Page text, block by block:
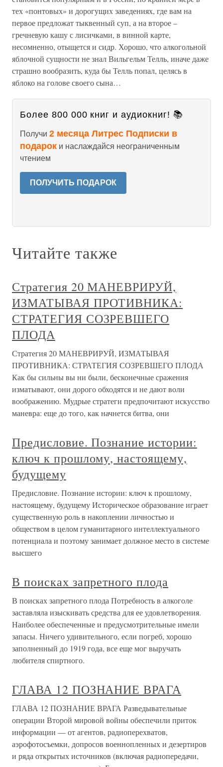
тех «понтовых» и дорогущих заведениях, где вам на
первое предложат тыквенный суп, а на второе –
гречневую кашу с лисичками, в винной карте,
несомненно, отыщется и сидр. Хорошо, что алкогольной
яблочной сущности не знал Вильгельм Телль, иначе даже
страшно вообразить, куда бы Телль попал, целясь в
яблоко на голове своего сына…
Более 800 000 книг и аудиокниг! 📚
Получи 2 месяца Литрес Подписки в
подарок и наслаждайся неограниченным
чтением
ПОЛУЧИТЬ ПОДАРОК
Читайте также
Стратегия 20 МАНЕВРИРУЙ,
ИЗМАТЫВАЯ ПРОТИВНИКА:
СТРАТЕГИЯ СОЗРЕВШЕГО
ПЛОДА
Стратегия 20 МАНЕВРИРУЙ, ИЗМАТЫВАЯ
ПРОТИВНИКА: СТРАТЕГИЯ СОЗРЕВШЕГО ПЛОДА
Как бы сильны вы ни были, бесконечные сражения
изматывают, они дорого обходятся и не дают воли
воображению. Мудрые стратеги предпочитают искусство
маневра: еще до того, как начнется битва, они
Предисловие. Познание истории:
ключ к прошлому, настоящему,
будущему
Предисловие. Познание истории: ключ к прошлому,
настоящему, будущему Историческое образование играет
существенную роль в накоплении личностью и
обществом в целом гуманитарного интеллектуального
потенциала и поэтому занимает должное место в системе
высшего
В поисках запретного плода
В поисках запретного плода Потребность в алкоголе
заставляла изыскивать средства для ее удовлетворения.
Наиболее обеспеченные и предусмотрительные имели
запасы. Ничего удивительного, если погреб, хорошо
заполненный до 1919 года, все еще мог выручать
любителя спиртного.
ГЛАВА 12 ПОЗНАНИЕ ВРАГА
ГЛАВА 12 ПОЗНАНИЕ ВРАГА Разведывательные
операции Второй мировой войны обеспечили приток
информации — от агентов, радиоперехватов,
аэрофотосъемки, допросов военнопленных и дезертиров
и ряда открытых источников (включая радиопередачи,